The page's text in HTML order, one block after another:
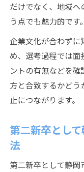
だけでなく、地域
う点でも魅力的です。
企業文化が合わずに
め、選考過程では
ントの有無などを
方と合致するかど
止につながります。
第二新卒とし
法
第二新卒として静岡